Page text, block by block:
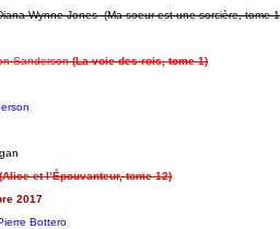
Wynne Jones  (Ma soeur est une sorcière, tome
Sanderson (La voie des rois, tome 1)
(Alice et l’Épouvanteur, tome 12)
2017
Bottero